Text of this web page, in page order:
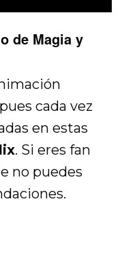
de Magia y
cada vez
en estas
. Si eres fan
no puedes